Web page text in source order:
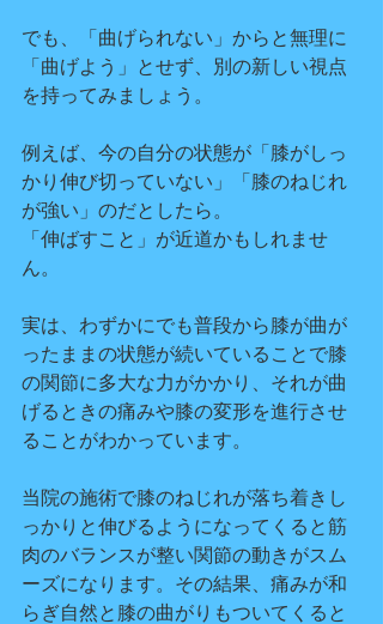
でも、「曲げられない」からと無理に
「曲げよう」とせず、別の新しい視点
を持ってみましょう。
例えば、今の自分の状態が「膝がしっ
かり伸び切っていない」「膝のねじれ
が強い」のだとしたら。
「伸ばすこと」が近道かもしれませ
ん。
実は、わずかにでも普段から膝が曲が
ったままの状態が続いていることで膝
の関節に多大な力がかかり、それが曲
げるときの痛みや膝の変形を進行させ
ることがわかっています。
当院の施術で膝のねじれが落ち着きし
っかりと伸びるようになってくると筋
肉のバランスが整い関節の動きがスム
ーズになります。その結果、痛みが和
らぎ自然と膝の曲がりもついてくると